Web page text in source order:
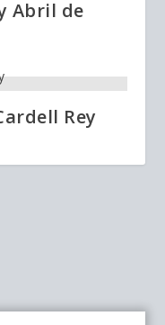
Abril de
Rey